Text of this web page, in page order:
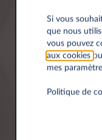
Si vous
que nous
vous pouvez
aux cookies
mes
Politique de